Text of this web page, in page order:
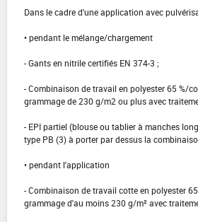
Dans le cadre d'une application avec
• pendant le mélange/chargement
- Gants en nitrile certifiés EN 374-3 ;
- Combinaison de travail en polyester 65 %/
grammage de 230 g/m2 ou plus avec
- EPI partiel (blouse ou tablier à manches
type PB (3) à porter par dessus la
• pendant l'application
- Combinaison de travail cotte en polyester
grammage d'au moins 230 g/m² avec